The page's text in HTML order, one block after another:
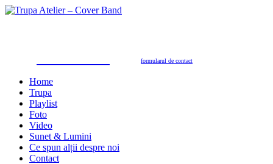
formularul de contact
Home
Trupa
Playlist
Foto
Video
Sunet & Lumini
Ce spun alții despre noi
Contact